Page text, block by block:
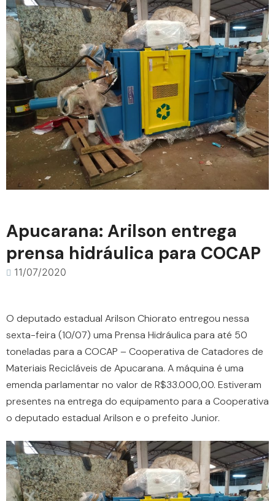
Apucarana: Arilson entrega
prensa hidráulica para COCAP
11/07/2020
O deputado estadual Arilson Chiorato entregou nessa
sexta-feira (10/07) uma Prensa Hidráulica para até 50
toneladas para a COCAP – Cooperativa de Catadores de
Materiais Recicláveis de Apucarana. A máquina é uma
emenda parlamentar no valor de R$33.000,00. Estiveram
presentes na entrega do equipamento para a Cooperativa
o deputado estadual Arilson e o prefeito Junior.